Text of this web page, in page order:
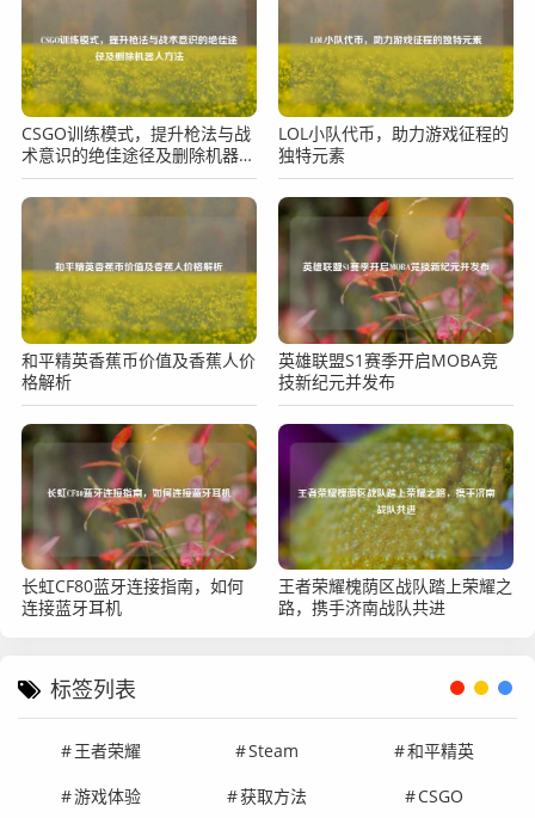
CSGO训练模式，提升枪法与战
术意识的绝佳途径及删除机器人
方法
LOL小队代币，助力游戏征程的
独特元素
和平精英香蕉币价值及香蕉人价
格解析
英雄联盟S1赛季开启MOBA竞
技新纪元并发布
长虹CF80蓝牙连接指南，如何
连接蓝牙耳机
王者荣耀槐荫区战队踏上荣耀之
路，携手济南战队共进
标签列表
王者荣耀 Steam
和平精英
游戏体验
获取方法 CSGO